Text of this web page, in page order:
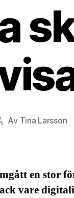
Av Tina Larsson
en stor
vare